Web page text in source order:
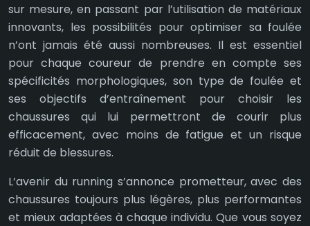
sur mesure, en passant par l’utilisation de matériaux
innovants, les possibilités pour optimiser sa foulée
n’ont jamais été aussi nombreuses. Il est essentiel
pour chaque coureur de prendre en compte ses
spécificités morphologiques, son type de foulée et
ses objectifs d’entraînement pour choisir les
chaussures qui lui permettront de courir plus
efficacement, avec moins de fatigue et un risque
réduit de blessures.
L’avenir du running s’annonce prometteur, avec des
chaussures toujours plus légères, plus performantes
et mieux adaptées à chaque individu. Que vous soyez